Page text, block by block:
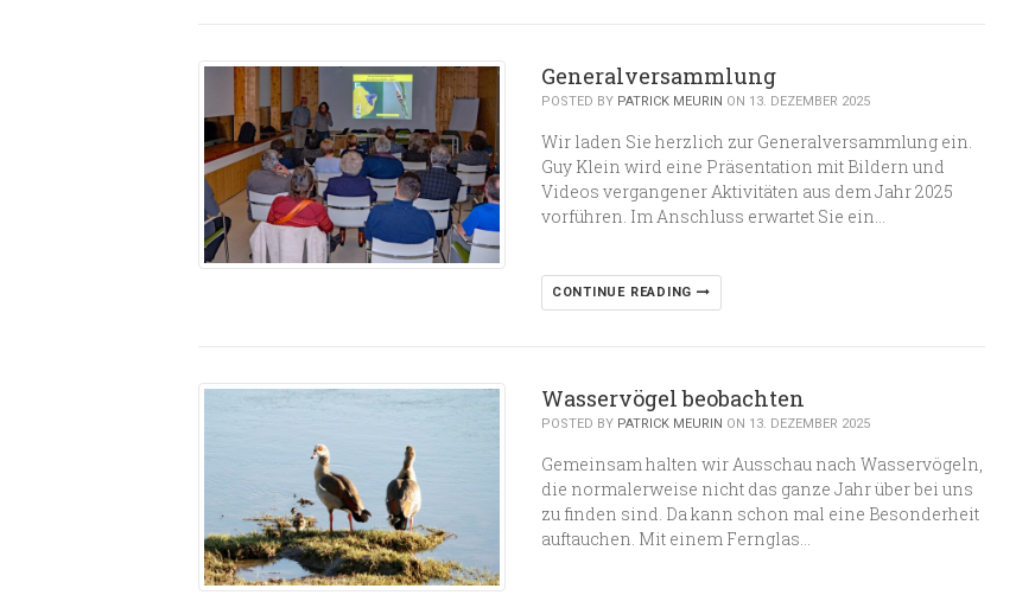
Generalversammlung
POSTED BY PATRICK MEURIN ON 13. DEZEMBER 2025
Wir laden Sie herzlich zur Generalversammlung ein.
Guy Klein wird eine Präsentation mit Bildern und
Videos vergangener Aktivitäten aus dem Jahr 2025
vorführen. Im Anschluss erwartet Sie ein…
CONTINUE READING
Wasservögel beobachten
POSTED BY PATRICK MEURIN ON 13. DEZEMBER 2025
Gemeinsam halten wir Ausschau nach Wasservögeln,
die normalerweise nicht das ganze Jahr über bei uns
zu finden sind. Da kann schon mal eine Besonderheit
auftauchen. Mit einem Fernglas…